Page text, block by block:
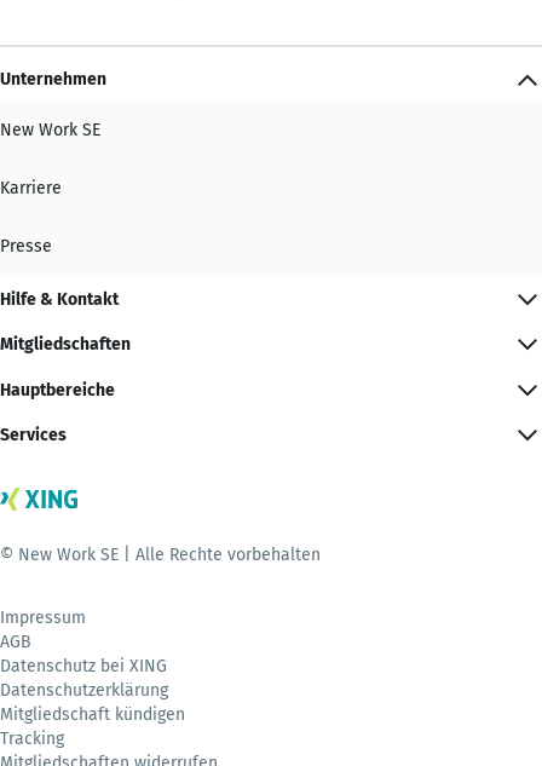
Unternehmen
New Work SE
Karriere
Presse
Hilfe & Kontakt
Mitgliedschaften
Hauptbereiche
Services
© New Work SE | Alle Rechte vorbehalten
Impressum
AGB
Datenschutz bei XING
Datenschutzerklärung
Mitgliedschaft kündigen
Tracking